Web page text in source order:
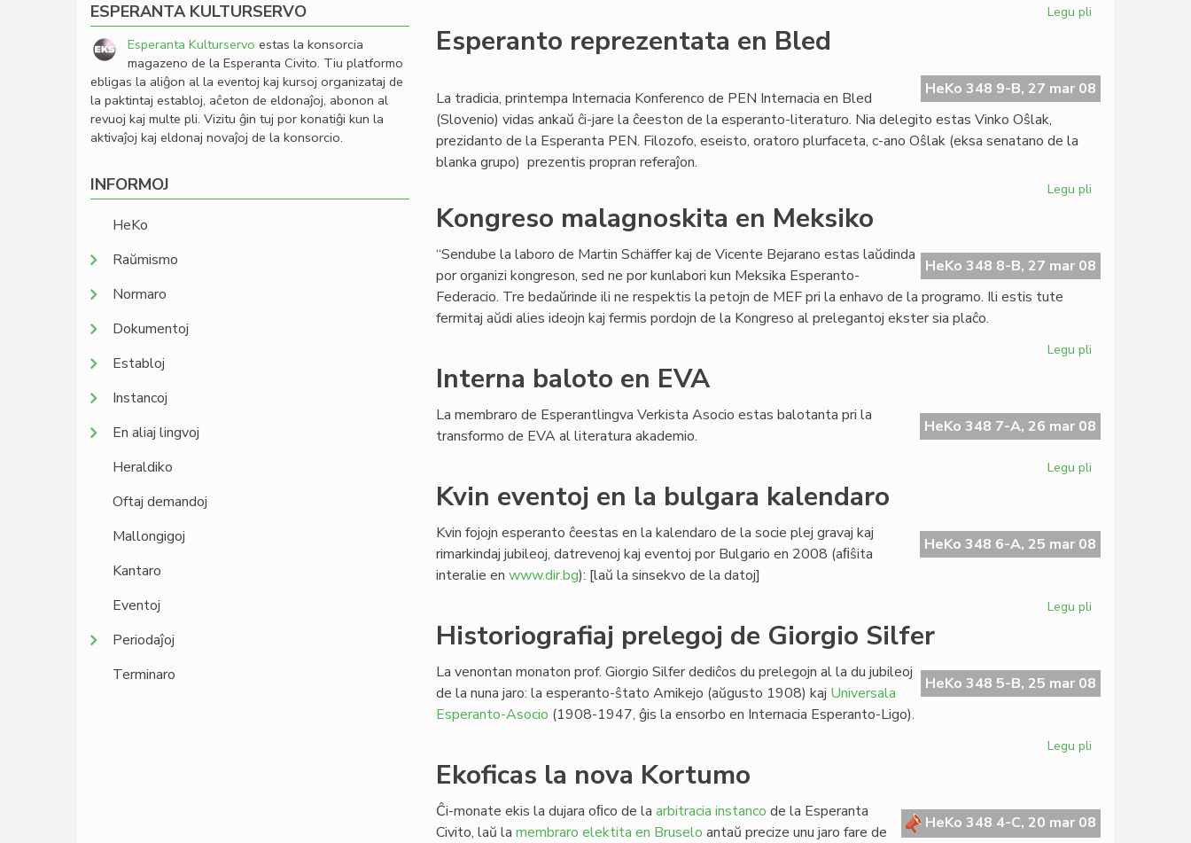
Legu pli
oficiale
agnoskita
Esperanto reprezentata en Bled
HeKo 348 9-B, 27 mar 08
La tradicia, printempa Internacia Konferenco de PEN Internacia en Bled
(Slovenio) vidas ankaŭ ĉi-jare la ĉeeston de la esperanto-literaturo. Nia delegito estas Vinko Oŝlak,
prezidanto de la Esperanta PEN. Filozofo, eseisto, oratoro plurfaceta, c-ano Oŝlak (eksa senatano de la
blanka grupo) prezentis propran referaĵon.
Legu pli
Bled
Kongreso malagnoskita en Meksiko
HeKo 348 8-B, 27 mar 08
“Sendube la laboro de Martin Schäffer kaj de Vicente Bejarano estas laŭdinda
por organizi kongreson, sed ne por kunlabori kun Meksika Esperanto-
Federacio. Tre bedaŭrinde ili ne respektis la petojn de MEF pri la enhavo de la programo. Ili estis tute
fermitaj aŭdi alies ideojn kaj fermis pordojn de la Kongreso al prelegantoj ekster sia plaĉo.
Legu pli
Meksiko
Interna baloto en EVA
HeKo 348 7-A, 26 mar 08
La membraro de Esperantlingva Verkista Asocio estas balotanta pri la
transformo de EVA al literatura akademio.
Legu pli
EVA
Kvin eventoj en la bulgara kalendaro
HeKo 348 6-A, 25 mar 08
Kvin fojojn esperanto ĉeestas en la kalendaro de la socie plej gravaj kaj
rimarkindaj jubileoj, datrevenoj kaj eventoj por Bulgario en 2008 (aﬁŝita
interalie en www.dir.bg): [laŭ la sinsekvo de la datoj]
Legu pli
la
bulgara
Historiografiaj prelegoj de Giorgio Silfer
HeKo 348 5-B, 25 mar 08
La venontan monaton prof. Giorgio Silfer dediĉos du prelegojn al la du jubileoj
de la nuna jaro: la esperanto-ŝtato Amikejo (aŭgusto 1908) kaj Universala
Esperanto-Asocio (1908-1947, ĝis la ensorbo en Internacia Esperanto-Ligo).
Legu pli
Giorgio
Silfer
Ekoficas la nova Kortumo
HeKo 348 4-C, 20 mar 08
Ĉi-monate ekis la dujara oﬁco de la arbitracia instanco de la Esperanta
Civito, laŭ la membraro elektita en Bruselo antaŭ precize unu jaro fare de
ESPERANTA KULTURSERVO
Esperanta Kulturservo estas la konsorcia
magazeno de la Esperanta Civito. Tiu platformo
ebligas la aliĝon al la eventoj kaj kursoj organizataj de
la paktintaj establoj, aĉeton de eldonaĵoj, abonon al
revuoj kaj multe pli. Vizitu ĝin tuj por konatiĝi kun la
aktivaĵoj kaj eldonaj novaĵoj de la konsorcio.
INFORMOJ
HeKo
Raŭmismo
Normaro
Dokumentoj
Establoj
Instancoj
En aliaj lingvoj
Heraldiko
Oftaj demandoj
Mallongigoj
Kantaro
Eventoj
Periodaĵoj
Terminaro